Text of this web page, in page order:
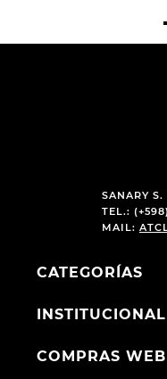
SANARY S.
TEL.:
MAIL:
CATEGORÍAS
INSTITUCIONAL
COMPRAS WEB